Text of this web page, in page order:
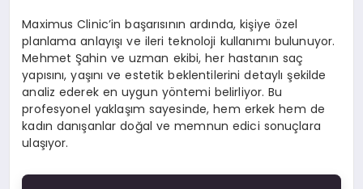
Maximus Clinic’in başarısının ardında, kişiye özel
planlama anlayışı ve ileri teknoloji kullanımı bulunuyor.
Mehmet Şahin ve uzman ekibi, her hastanın saç
yapısını, yaşını ve estetik beklentilerini detaylı şekilde
analiz ederek en uygun yöntemi belirliyor. Bu
profesyonel yaklaşım sayesinde, hem erkek hem de
kadın danışanlar doğal ve memnun edici sonuçlara
ulaşıyor.